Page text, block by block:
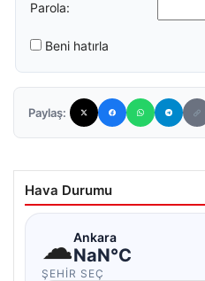
Parola:
Beni hatırla
Paylaş:
Hava Durumu
☁Ankara
NaN°C
ŞEHIR SEÇ